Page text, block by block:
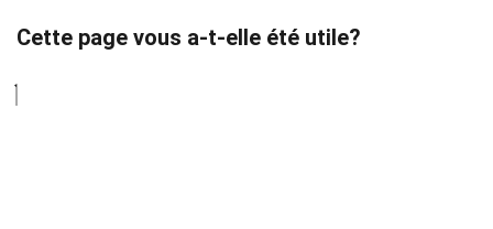
Cette page vous a-t-elle été utile?